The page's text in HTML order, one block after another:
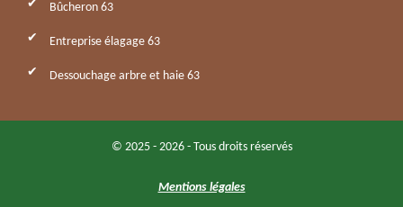
Bûcheron 63
Entreprise élagage 63
Dessouchage arbre et haie 63
© 2025 - 2026 - Tous droits réservés
Mentions légales